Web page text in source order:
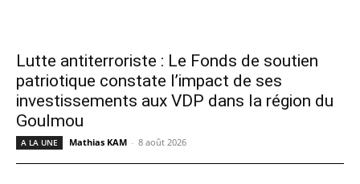
Lutte antiterroriste : Le Fonds de soutien
patriotique constate l’impact de ses
investissements aux VDP dans la région du
Goulmou
A LA UNE Mathias KAM - 8 août 2026